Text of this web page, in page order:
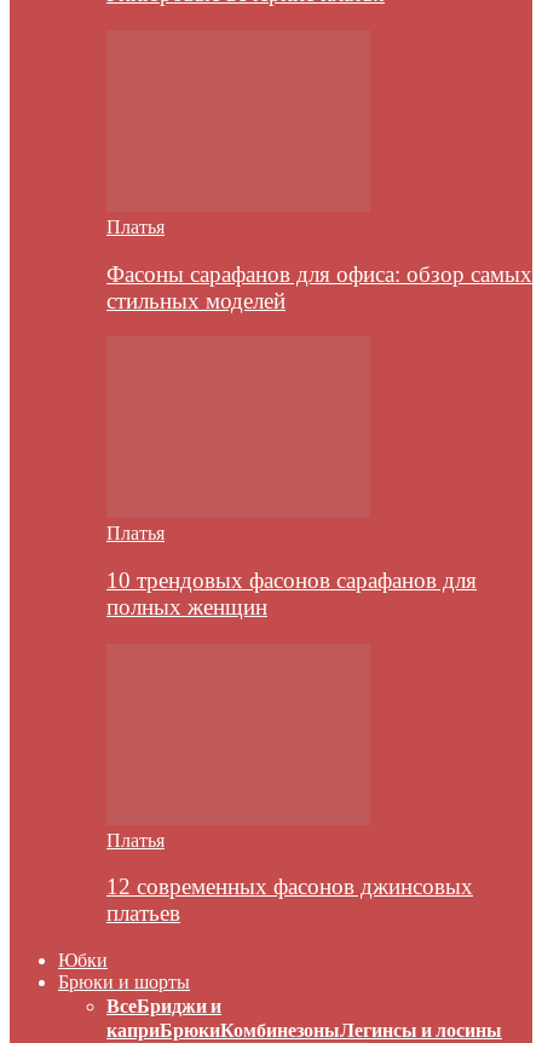
Платья
Фасоны сарафанов для офиса: обзор самых
стильных моделей
Платья
10 трендовых фасонов сарафанов для
полных женщин
Платья
12 современных фасонов джинсовых
платьев
Юбки
Брюки и шорты
ВсеБриджи и
каприБрюкиКомбинезоныЛегинсы и лосины